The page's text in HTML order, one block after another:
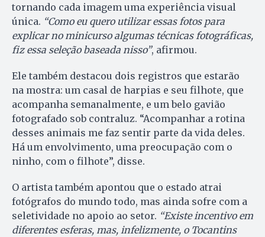
tornando cada imagem uma experiência visual
única. “Como eu quero utilizar essas fotos para
explicar no minicurso algumas técnicas fotográficas,
fiz essa seleção baseada nisso”, afirmou.
Ele também destacou dois registros que estarão
na mostra: um casal de harpias e seu filhote, que
acompanha semanalmente, e um belo gavião
fotografado sob contraluz. “Acompanhar a rotina
desses animais me faz sentir parte da vida deles.
Há um envolvimento, uma preocupação com o
ninho, com o filhote”, disse.
O artista também apontou que o estado atrai
fotógrafos do mundo todo, mas ainda sofre com a
seletividade no apoio ao setor. “Existe incentivo em
diferentes esferas, mas, infelizmente, o Tocantins